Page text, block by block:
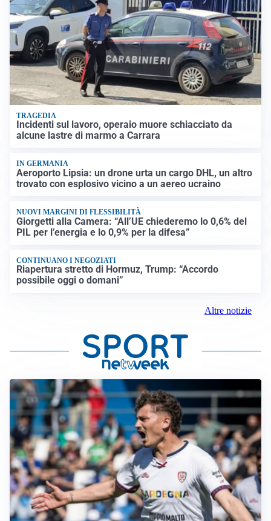
TRAGEDIA
Incidenti sul lavoro, operaio muore schiacciato da
alcune lastre di marmo a Carrara
IN GERMANIA
Aeroporto Lipsia: un drone urta un cargo DHL, un altro
trovato con esplosivo vicino a un aereo ucraino
NUOVI MARGINI DI FLESSIBILITÀ
Giorgetti alla Camera: “All’UE chiederemo lo 0,6% del
PIL per l’energia e lo 0,9% per la difesa”
CONTINUANO I NEGOZIATI
Riapertura stretto di Hormuz, Trump: “Accordo
possibile oggi o domani”
Altre notizie